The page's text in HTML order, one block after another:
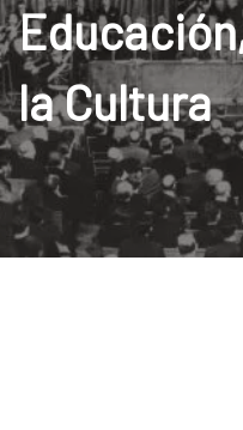
la Cultura